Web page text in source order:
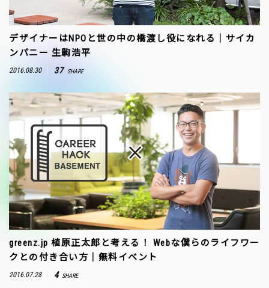
デザイナーはNPOと世の中の橋渡し役になれる｜サイカ
ンパニー 生駒浩平
2016.08.30 37 SHARE
greenz.jp 植原正太郎と考える！ Webな僕らのライフワー
クとの付き合い方｜無料イベント
2016.07.28 4 SHARE